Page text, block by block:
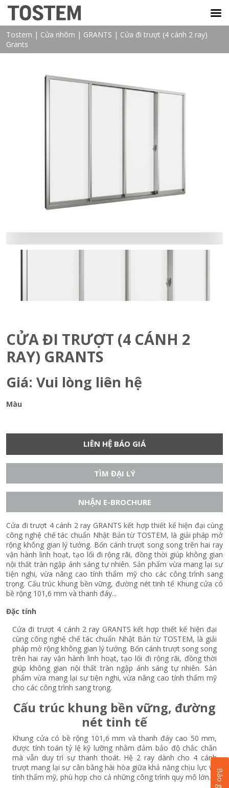
Tostem | Cửa nhôm | GRANTS | Cửa đi trượt (4 cánh 2 ray)
Grants
CỬA ĐI TRƯỢT (4 CÁNH 2
RAY) GRANTS
Giá: Vui lòng liên hệ
Màu
LIÊN HỆ BÁO GIÁ
TÌM ĐẠI LÝ
NHẬN E-BROCHURE
Cửa đi trượt 4 cánh 2 ray GRANTS kết hợp thiết kế hiện đại cùng
công nghệ chế tác chuẩn Nhật Bản từ TOSTEM, là giải pháp mở
rộng không gian lý tưởng. Bốn cánh trượt song song trên hai ray
vận hành linh hoạt, tạo lối đi rộng rãi, đồng thời giúp không gian
nội thất tràn ngập ánh sáng tự nhiên. Sản phẩm vừa mang lại sự
tiện nghi, vừa nâng cao tính thẩm mỹ cho các công trình sang
trọng. Cấu trúc khung bền vững, đường nét tinh tế Khung cửa có
bề rộng 101,6 mm và thanh đáy...
Đặc tính
Cửa đi trượt 4 cánh 2 ray GRANTS kết hợp thiết kế hiện đại
cùng công nghệ chế tác chuẩn Nhật Bản từ TOSTEM, là giải
pháp mở rộng không gian lý tưởng. Bốn cánh trượt song song
trên hai ray vận hành linh hoạt, tạo lối đi rộng rãi, đồng thời
giúp không gian nội thất tràn ngập ánh sáng tự nhiên. Sản
phẩm vừa mang lại sự tiện nghi, vừa nâng cao tính thẩm mỹ
cho các công trình sang trọng.
Cấu trúc khung bền vững, đường
nét tinh tế
Khung cửa có bề rộng 101,6 mm và thanh đáy cao 50 mm,
được tính toán tỷ lệ kỹ lưỡng nhằm đảm bảo độ chắc chắn
mà vẫn duy trì sự thanh thoát. Hệ 2 ray dành cho 4 cánh
trượt mang lại sự cân bằng hài hòa giữa khả năng chịu lực và
tính thẩm mỹ, phù hợp cho cả những công trình quy mô lớn.
TOSTEM VIỆT NAM